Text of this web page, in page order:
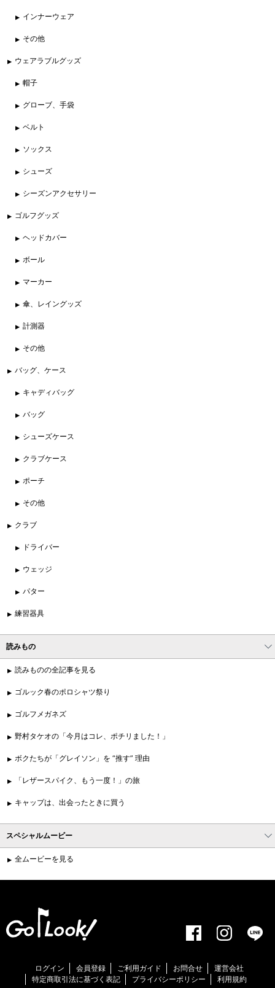
インナーウェア
その他
ウェアラブルグッズ
帽子
グローブ、手袋
ベルト
ソックス
シューズ
シーズンアクセサリー
ゴルフグッズ
ヘッドカバー
ボール
マーカー
傘、レイングッズ
計測器
その他
バッグ、ケース
キャディバッグ
バッグ
シューズケース
クラブケース
ポーチ
その他
クラブ
ドライバー
ウェッジ
パター
練習器具
読みもの
読みものの全記事を見る
ゴルック春のポロシャツ祭り
ゴルフメガネズ
野村タケオの「今月はコレ、ポチリました！」
ボクたちが「グレイソン」を “推す” 理由
「レザースパイク、もう一度！」の旅
キャップは、出会ったときに買う
スペシャルムービー
全ムービーを見る
ログイン 会員登録 ご利用ガイド お問合せ
運営会社
特定商取引法に基づく表記
プライバシーポリシー 利用規約